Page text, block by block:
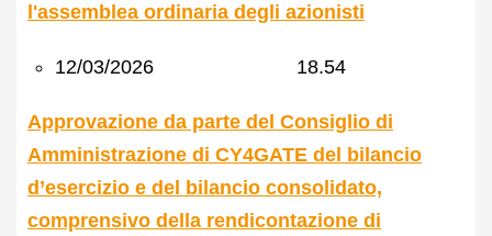
l'assemblea ordinaria degli azionisti
12/03/2026 18.54
Approvazione da parte del Consiglio di
Amministrazione di CY4GATE del bilancio
d’esercizio e del bilancio consolidato,
comprensivo della rendicontazione di